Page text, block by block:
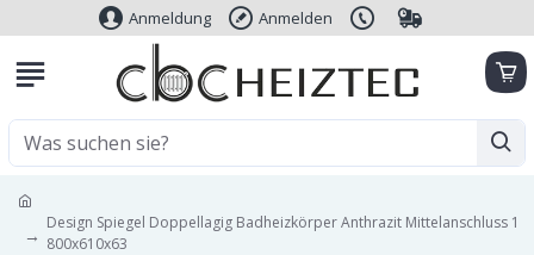
Anmeldung Anmelden
Design Spiegel Doppellagig Badheizkörper Anthrazit Mittelanschluss 1
800x610x63